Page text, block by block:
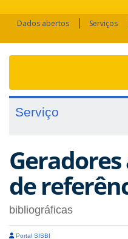
Dados abertos Serviços
Serviço
de
bibliográficas
Portal SISBI